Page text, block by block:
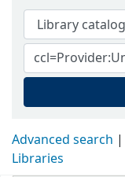
Advanced search
Libraries